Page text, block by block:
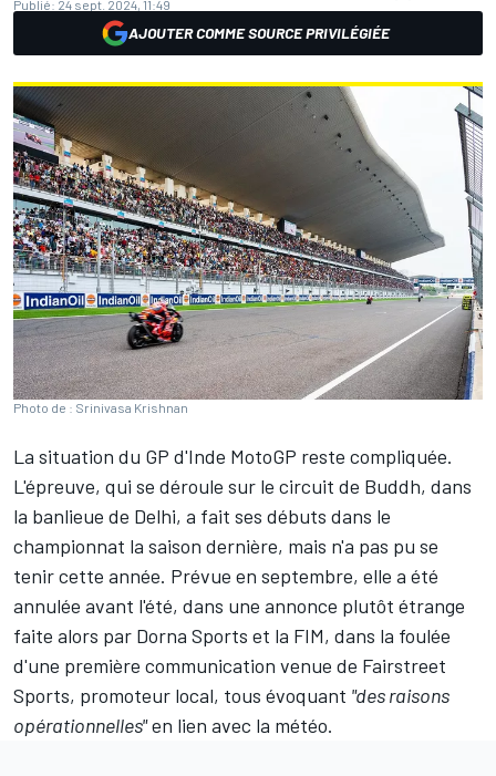
Publié: 24 sept. 2024, 11:49
AJOUTER COMME SOURCE PRIVILÉGIÉE
Photo de : Srinivasa Krishnan
La situation du GP d'Inde MotoGP reste compliquée.
L'épreuve, qui se déroule sur le circuit de Buddh, dans
la banlieue de Delhi, a fait ses débuts dans le
championnat la saison dernière, mais n'a pas pu se
tenir cette année. Prévue en septembre, elle a été
annulée avant l'été, dans une annonce plutôt étrange
faite alors par Dorna Sports et la FIM, dans la foulée
d'une première communication venue de Fairstreet
Sports, promoteur local, tous évoquant "des raisons
opérationnelles"en lien avec la météo.